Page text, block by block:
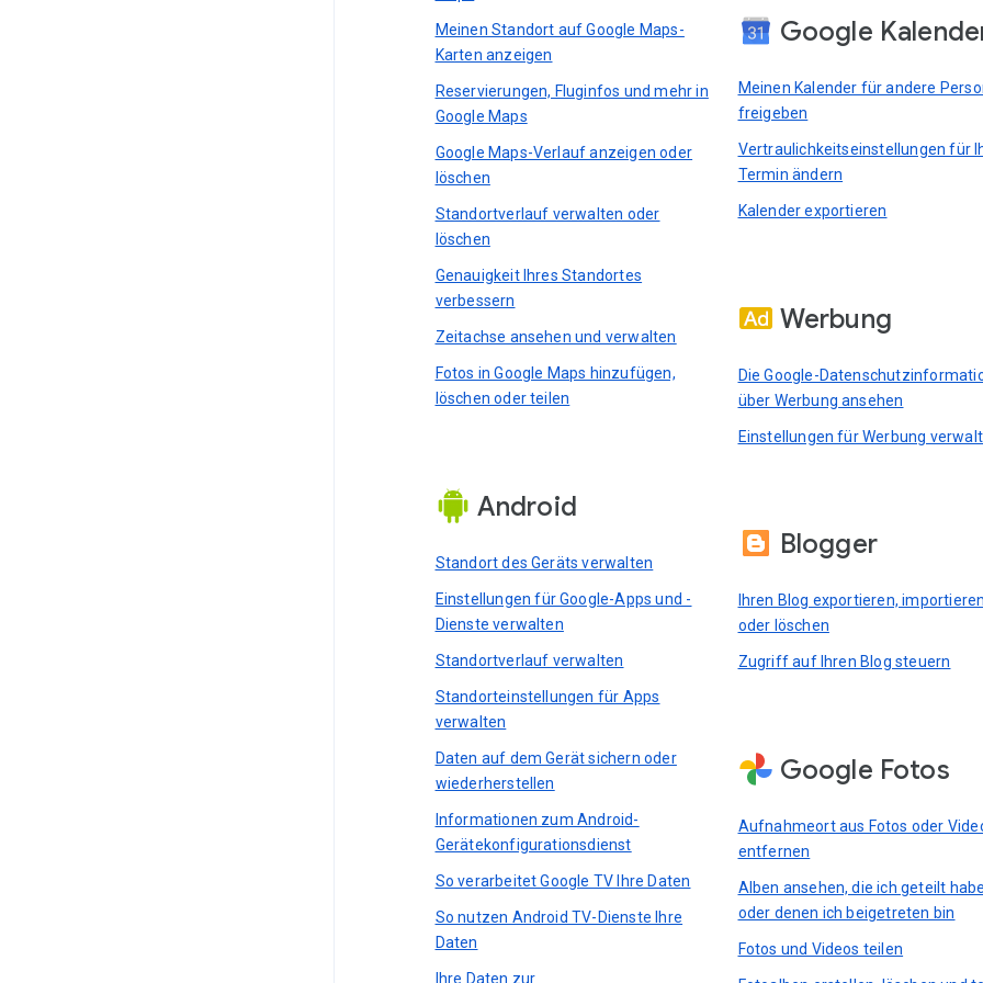
Meinen Standort auf Google Maps-
Karten anzeigen
Reservierungen, Fluginfos und mehr in
Google Maps
Google Maps-Verlauf anzeigen oder
löschen
Standortverlauf verwalten oder
löschen
Genauigkeit Ihres Standortes
verbessern
Zeitachse ansehen und verwalten
Fotos in Google Maps hinzufügen,
löschen oder teilen
Android
Standort des Geräts verwalten
Einstellungen für Google-Apps und -
Dienste verwalten
Standortverlauf verwalten
Standorteinstellungen für Apps
verwalten
Daten auf dem Gerät sichern oder
wiederherstellen
Informationen zum Android-
Gerätekonfigurationsdienst
So verarbeitet Google TV Ihre Daten
So nutzen Android TV-Dienste Ihre
Daten
Ihre Daten zur
Google
Meinen Kalender für andere
freigeben
Vertraulichkeitseinstellungen für
Termin ändern
Kalender exportieren
Werbung
Die Google-
über Werbung ansehen
Einstellungen für Werbung
Blogger
Ihren Blog exportieren,
oder löschen
Zugriff auf Ihren Blog steuern
Google Fotos
Aufnahmeort aus Fotos oder
entfernen
Alben ansehen, die ich geteilt
oder denen ich beigetreten bin
Fotos und Videos teilen